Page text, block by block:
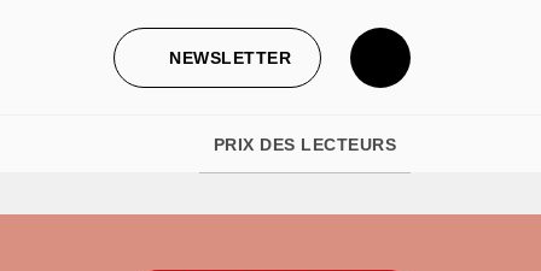
NEWSLETTER
PRIX DES LECTEURS